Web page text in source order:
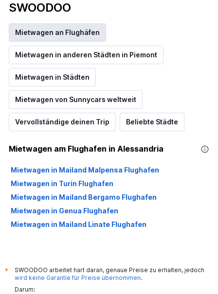
SWOODOO
Mietwagen an Flughäfen
Mietwagen in anderen Städten in Piemont
Mietwagen in Städten
Mietwagen von Sunnycars weltweit
Vervollständige deinen Trip Beliebte Städte
Mietwagen am Flughafen in Alessandria
Mietwagen in Mailand Malpensa Flughafen
Mietwagen in Turin Flughafen
Mietwagen in Mailand Bergamo Flughafen
Mietwagen in Genua Flughafen
Mietwagen in Mailand Linate Flughafen
*
SWOODOO arbeitet hart daran, genaue Preise zu erhalten, jedoch
wird keine Garantie für Preise übernommen.
Darum: